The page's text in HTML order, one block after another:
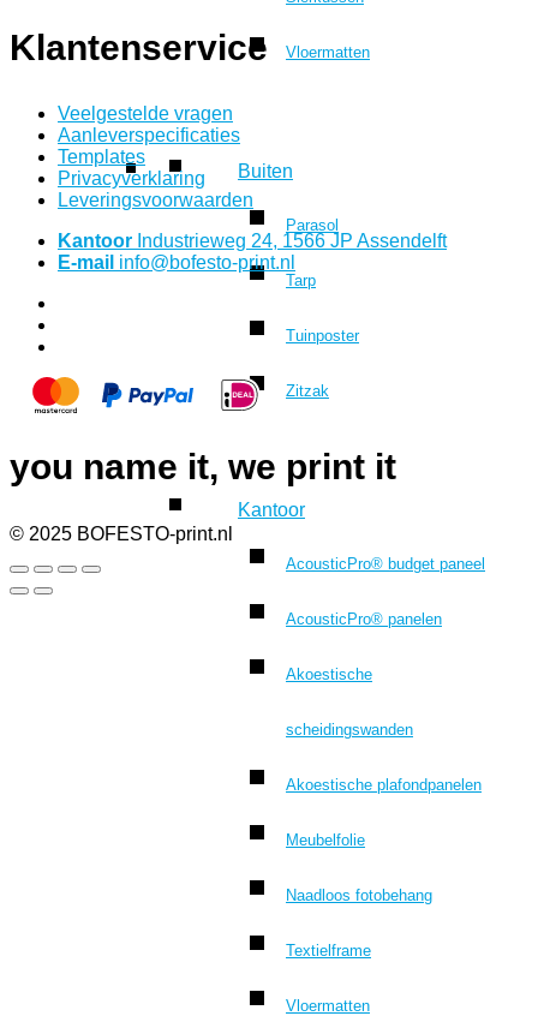
Vloermatten
Buiten
Parasol
Tarp
Tuinposter
Zitzak
Kantoor
AcousticPro® budget paneel
AcousticPro® panelen
Akoestische
scheidingswanden
Akoestische plafondpanelen
Meubelfolie
Naadloos fotobehang
Textielframe
Vloermatten
Klantenservice
Veelgestelde vragen
Aanleverspecificaties
Templates
Privacyverklaring
Leveringsvoorwaarden
Kantoor Industrieweg 24, 1566 JP Assendelft
E-mail info@bofesto-print.nl
you name it, we print it
© 2025 BOFESTO-print.nl